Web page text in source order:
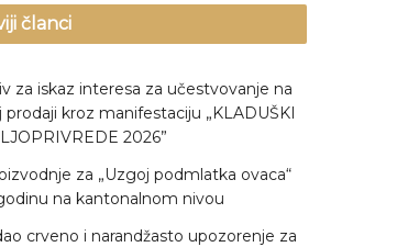
članci
za iskaz interesa za učestvovanje na
prodaji kroz manifestaciju „KLADUŠKI
2026”
za „Uzgoj podmlatka ovaca“
na kantonalnom nivou
crveno i narandžasto upozorenje za